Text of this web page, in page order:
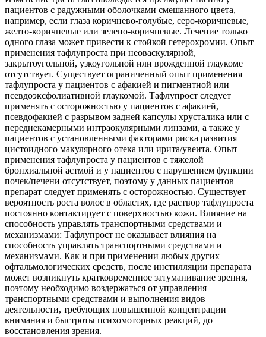
пациентов с радужными оболочками смешанного цвета,
например, если глаза коричнево-голубые, серо-коричневые,
желто-коричневые или зелено-коричневые. Лечение только
одного глаза может привести к стойкой гетерохромии. Опыт
применения тафлупроста при неоваскулярной,
закрытоугольной, узкоугольной или врожденной глаукоме
отсутствует. Существует ограниченный опыт применения
тафлупроста у пациентов с афакией и пигментной или
псевдоэксфолиативной глаукомой. Тафлупрост следует
применять с осторожностью у пациентов с афакией,
псевдофакией с разрывом задней капсулы хрусталика или с
переднекамерными интраокулярными линзами, а также у
пациентов с установленными факторами риска развития
цистоидного макулярного отека или ирита/увеита. Опыт
применения тафлупроста у пациентов с тяжелой
бронхиальной астмой и у пациентов с нарушением функции
почек/печени отсутствует, поэтому у данных пациентов
препарат следует применять с осторожностью. Существует
вероятность роста волос в областях, где раствор тафлупроста
постоянно контактирует с поверхностью кожи. Влияние на
способность управлять транспортными средствами и
механизмами: Тафлупрост не оказывает влияния на
способность управлять транспортными средствами и
механизмами. Как и при применении любых других
офтальмологических средств, после инстилляции препарата
может возникнуть кратковременное затуманивание зрения,
поэтому необходимо воздержаться от управления
транспортными средствами и выполнения видов
деятельности, требующих повышенной концентрации
внимания и быстроты психомоторных реакций, до
восстановления зрения.